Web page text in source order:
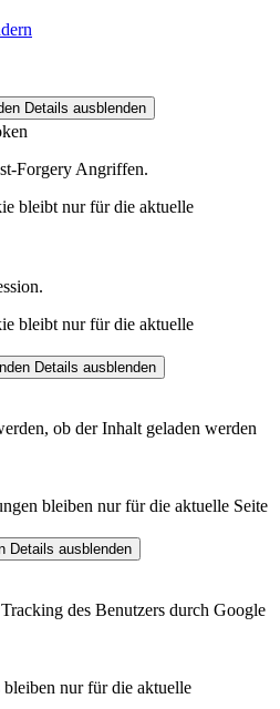
Details ausblenden
Forgery Angriffen.
bleibt nur für die aktuelle
bleibt nur für die aktuelle
Details ausblenden
ob der Inhalt geladen werden
bleiben nur für die aktuelle Seite
Details ausblenden
des Benutzers durch Google
nur für die aktuelle